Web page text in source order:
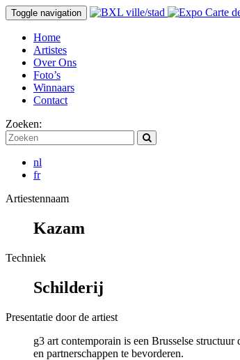
Toggle navigation
Home
Artistes
Over Ons
Foto’s
Winnaars
Contact
Zoeken:
nl
fr
Artiestennaam
Kazam
Techniek
Schilderij
Presentatie door de artiest
g3 art contemporain is een Brusselse
en partnerschappen te bevorderen.